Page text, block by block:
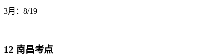
3月：8/19
12 南昌考点